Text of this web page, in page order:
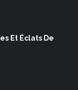
Et Éclats De